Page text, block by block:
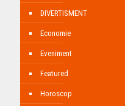
DIVERTISMENT
Economie
Eveniment
Featured
Horoscop